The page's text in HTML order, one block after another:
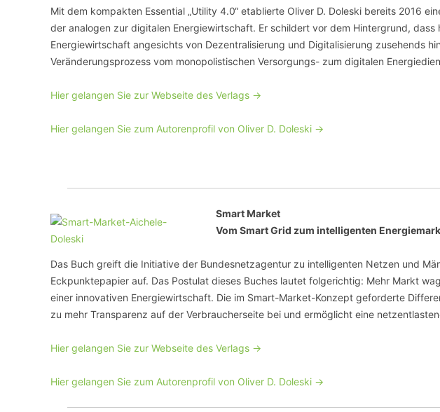
Mit dem kompakten Essential „Utility 4.0“ etablierte Oliver D. Doleski bereits 2016
der analogen zur digitalen Energiewirtschaft. Er schildert vor dem Hintergrund, dass
Energiewirtschaft angesichts von Dezentralisierung und Digitalisierung zusehends
Veränderungsprozess vom monopolistischen Versorgungs- zum digitalen
Hier gelangen Sie zur Webseite des Verlags ->
Hier gelangen Sie zum Autorenprofil von Oliver D. Doleski ->
Smart Market
Vom Smart Grid zum intelligenten
Das Buch greift die Initiative der Bundesnetzagentur zu intelligenten Netzen und
Eckpunktepapier auf. Das Postulat dieses Buches lautet folgerichtig: Mehr Markt
einer innovativen Energiewirtschaft. Die im Smart-Market-Konzept geforderte
zu mehr Transparenz auf der Verbraucherseite bei und ermöglicht eine
Hier gelangen Sie zur Webseite des Verlags ->
Hier gelangen Sie zum Autorenprofil von Oliver D. Doleski ->